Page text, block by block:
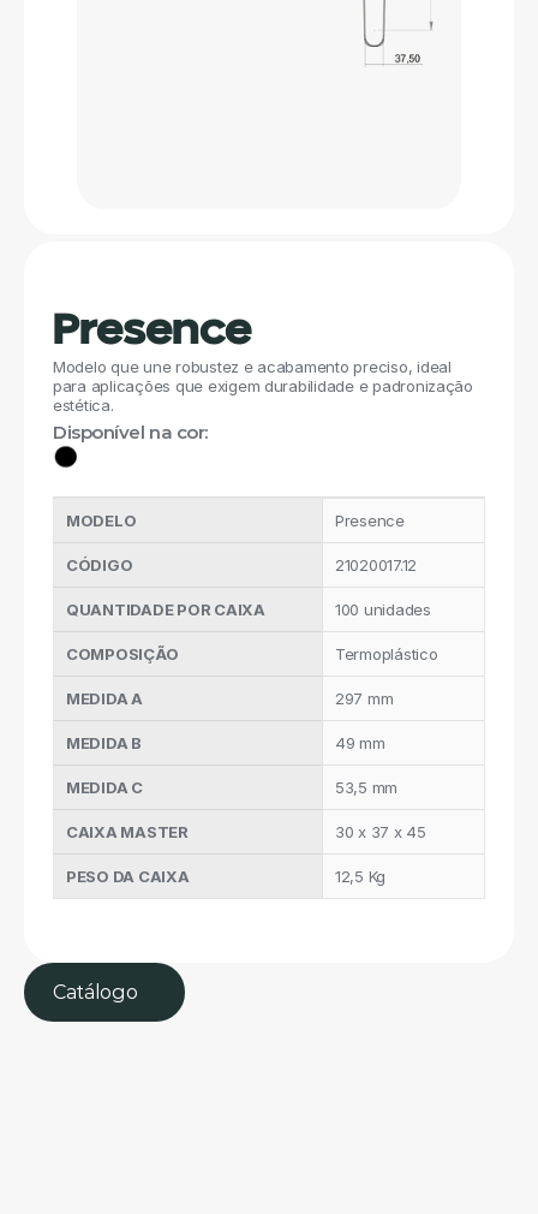
Presence
Modelo que une robustez e acabamento preciso, ideal
para aplicações que exigem durabilidade e padronização
estética.
Disponível na cor:
MODELO Presence
CÓDIGO 21020017.12
QUANTIDADE POR CAIXA 100 unidades
COMPOSIÇÃO Termoplástico
MEDIDA A 297 mm
MEDIDA B 49 mm
MEDIDA C 53,5 mm
CAIXA MASTER 30 x 37 x 45
PESO DA CAIXA 12,5 Kg
Catálogo